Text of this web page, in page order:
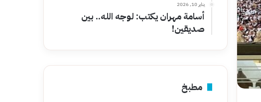
يناير 10, 2026
أسامة مهران يكتب: لوجه الله.. بين
صديقين!
مطبخ